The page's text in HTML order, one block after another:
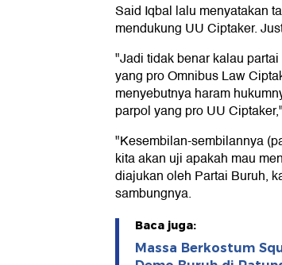
Said Iqbal lalu menyatakan
mendukung UU Ciptaker.
"Jadi tidak benar kalau
yang pro Omnibus Law
menyebutnya haram
parpol yang pro UU
"Kesembilan-sembilannya
kita akan uji apakah mau
diajukan oleh Partai Buruh,
sambungnya.
Baca juga:
Massa Berkostum